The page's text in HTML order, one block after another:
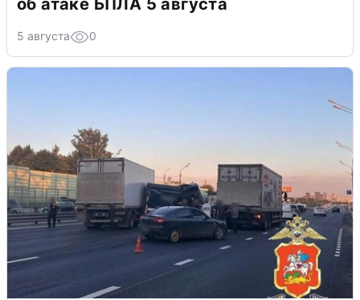
об атаке БПЛА 5 августа
5 августа 0